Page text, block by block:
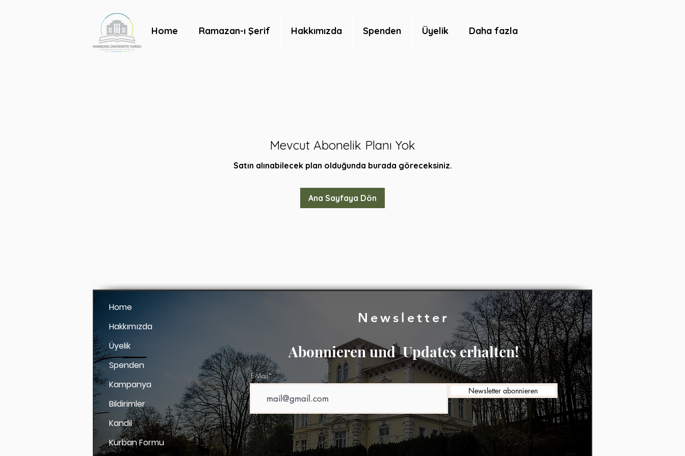
Home Ramazan-ı Şerif Hakkımızda Spenden Üyelik Daha fazla
Mevcut Abonelik Planı Yok
Satın alınabilecek plan olduğunda burada göreceksiniz.
Ana Sayfaya Dön
Newsletter
Abonnieren und Updates erhalten!
E-Mail*
Newsletter abonnieren
Home
Hakkımızda
Üyelik
Spenden
Kampanya
Bildirimler
Kandil
Kurban Formu